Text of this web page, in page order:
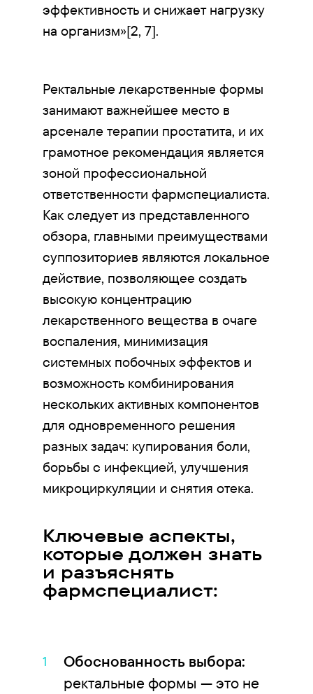
эффективность и снижает нагрузку
на организм»[2, 7].
Ректальные лекарственные формы
занимают важнейшее место в
арсенале терапии простатита, и их
грамотное рекомендация является
зоной профессиональной
ответственности фармспециалиста.
Как следует из представленного
обзора, главными преимуществами
суппозиториев являются локальное
действие, позволяющее создать
высокую концентрацию
лекарственного вещества в очаге
воспаления, минимизация
системных побочных эффектов и
возможность комбинирования
нескольких активных компонентов
для одновременного решения
разных задач: купирования боли,
борьбы с инфекцией, улучшения
микроциркуляции и снятия отека.
Ключевые аспекты,
которые должен знать
и разъяснять
фармспециалист:
Обоснованность выбора:
ректальные формы — это не